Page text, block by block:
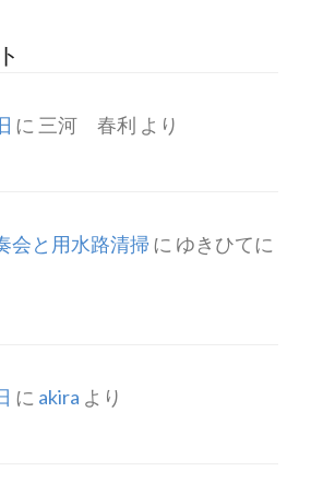
に 三河 春利 より
会と用水路清掃 に ゆきひてに
に akira より